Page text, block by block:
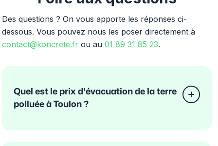
Des questions ? On vous apporte les réponses ci-
dessous. Vous pouvez nous les poser directement à
contact@koncrete.fr ou au 01 89 31 85 23.
Quel est le prix d'évacuation de la terre
polluée à Toulon ?